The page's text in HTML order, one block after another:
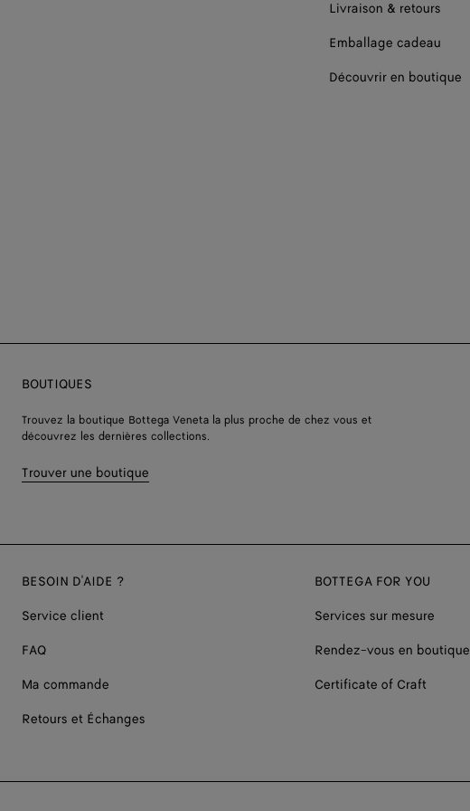
Livraison & retours
Emballage cadeau
Découvrir en boutique
BOUTIQUES
Trouvez la boutique Bottega Veneta la plus proche de chez vous et
découvrez les dernières collections.
Trouver une boutique
BESOIN D'AIDE ?
Service client
FAQ
Ma commande
Retours et Échanges
BOTTEGA FOR YOU
Services sur mesure
Rendez-vous en boutique
Certificate of Craft